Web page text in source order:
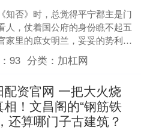
知否》时，总觉得平宁郡主是门
人，仗着国公府的身份瞧不起五
家里的庶女明兰，妥妥的势利
重温之后才发现，她的选择根本
嫌贫爱富”，而是站....
93 分类： 加杠网
配资官网 一把大火烧
相！文昌阁的“钢筋铁
还算哪门子古建筑？